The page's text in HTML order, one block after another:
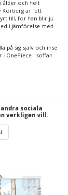
ålder och helt
Körberg är fett
till, för han blir ju
i jämförelse med
på sig själv och inse
i OnePiece i soffan
sociala
verkligen vill.